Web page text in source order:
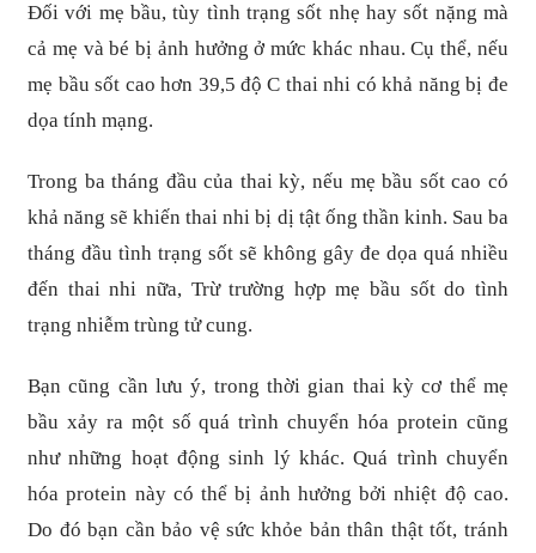
Đối với mẹ bầu, tùy tình trạng sốt nhẹ hay sốt nặng mà
cả mẹ và bé bị ảnh hưởng ở mức khác nhau. Cụ thể, nếu
mẹ bầu sốt cao hơn 39,5 độ C thai nhi có khả năng bị đe
dọa tính mạng.
Trong ba tháng đầu của thai kỳ, nếu mẹ bầu sốt cao có
khả năng sẽ khiến thai nhi bị dị tật ống thần kinh. Sau ba
tháng đầu tình trạng sốt sẽ không gây đe dọa quá nhiều
đến thai nhi nữa, Trừ trường hợp mẹ bầu sốt do tình
trạng nhiễm trùng tử cung.
Bạn cũng cần lưu ý, trong thời gian thai kỳ cơ thể mẹ
bầu xảy ra một số quá trình chuyển hóa protein cũng
như những hoạt động sinh lý khác. Quá trình chuyển
hóa protein này có thể bị ảnh hưởng bởi nhiệt độ cao.
Do đó bạn cần bảo vệ sức khỏe bản thân thật tốt, tránh